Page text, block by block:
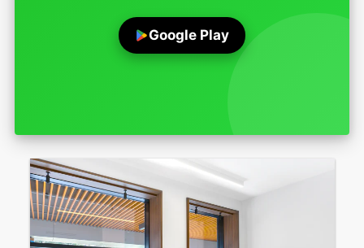
Google Play